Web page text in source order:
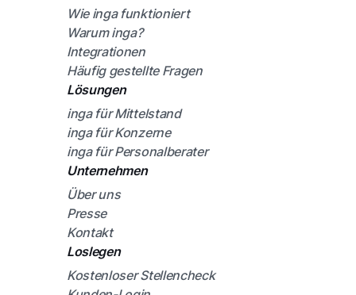
Wie inga funktioniert
Warum inga?
Integrationen
Häufig gestellte Fragen
Lösungen
inga für Mittelstand
inga für Konzerne
inga für Personalberater
Unternehmen
Über uns
Presse
Kontakt
Loslegen
Kostenloser Stellencheck